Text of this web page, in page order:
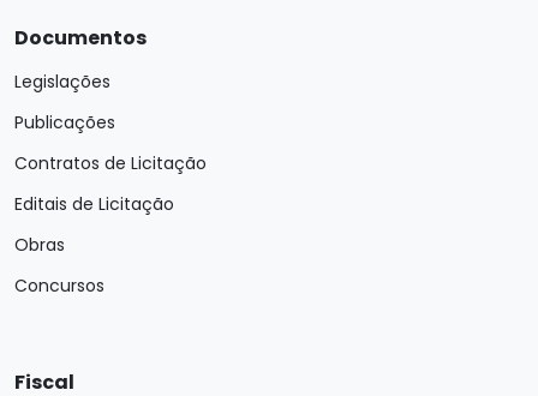
Documentos
Legislações
Publicações
Contratos de Licitação
Editais de Licitação
Obras
Concursos
Fiscal